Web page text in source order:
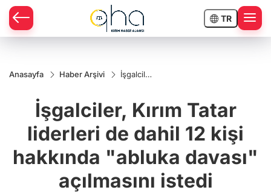
TR
Anasayfa Haber Arşivi
İşgalciler,
liderleri
de dahil
12 kişi
hakkında
"abluka
davası"
açılmasını
İşgalciler, Kırım Tatar
liderleri de dahil 12 kişi
hakkında "abluka davası"
açılmasını istedi